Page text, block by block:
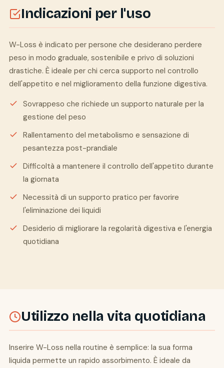
Indicazioni per l'uso
W-Loss è indicato per persone che desiderano perdere
peso in modo graduale, sostenibile e privo di soluzioni
drastiche. È ideale per chi cerca supporto nel controllo
dell'appetito e nel miglioramento della funzione digestiva.
Sovrappeso che richiede un supporto naturale per la
gestione del peso
Rallentamento del metabolismo e sensazione di
pesantezza post-prandiale
Difficoltà a mantenere il controllo dell'appetito durante
la giornata
Necessità di un supporto pratico per favorire
l'eliminazione dei liquidi
Desiderio di migliorare la regolarità digestiva e l'energia
quotidiana
Utilizzo nella vita quotidiana
Inserire W-Loss nella routine è semplice: la sua forma
liquida permette un rapido assorbimento. È ideale da